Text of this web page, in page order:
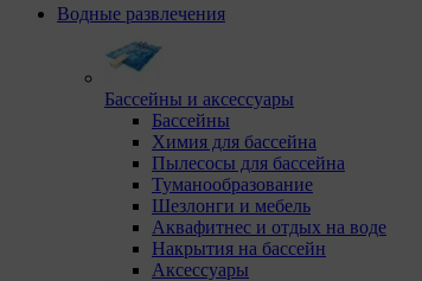
Водные развлечения
Бассейны и аксессуары
Бассейны
Химия для бассейна
Пылесосы для бассейна
Туманообразование
Шезлонги и мебель
Аквафитнес и отдых на воде
Накрытия на бассейн
Аксессуары